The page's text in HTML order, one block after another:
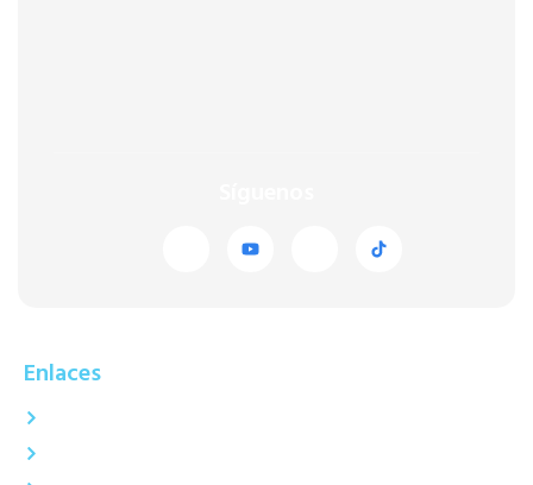
Enlaces